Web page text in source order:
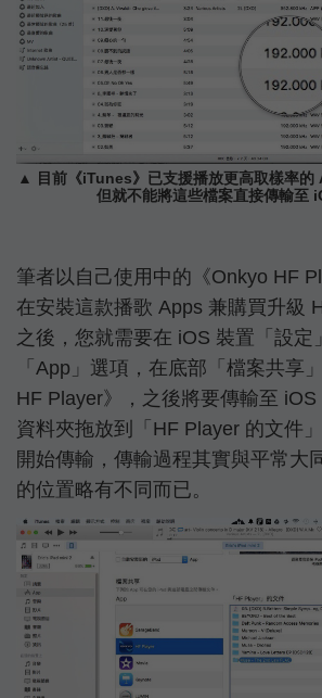
▲ 目前《iTunes》已支援播放更高取樣率的
但就不能將這些檔案直接傳輸至
筆者以自己使用中的《Onkyo HF
在安裝這款播歌 Apps 兼購買升級
之後，您就需要在 iOS 裝置「設定
「App」選項，在底部「檔案共享
HF Player》，之後將要傳輸至
資料夾拖放到「HF Player 的文件
開始傳輸，傳輸過程其實與平常大
的位置略有不同而已。